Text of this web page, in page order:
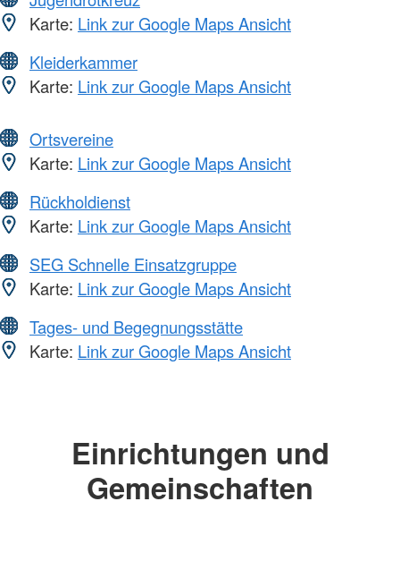
Karte: Link zur Google Maps Ansicht
Kleiderkammer
Karte: Link zur Google Maps Ansicht
Ortsvereine
Karte: Link zur Google Maps Ansicht
Rückholdienst
Karte: Link zur Google Maps Ansicht
SEG Schnelle Einsatzgruppe
Karte: Link zur Google Maps Ansicht
Tages- und Begegnungsstätte
Karte: Link zur Google Maps Ansicht
Einrichtungen und
Gemeinschaften